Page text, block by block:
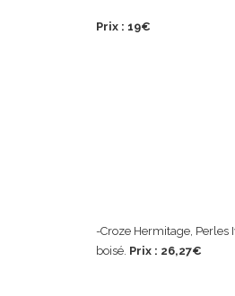
Prix : 19€
-Croze Hermitage,
boisé. Prix : 26,27€